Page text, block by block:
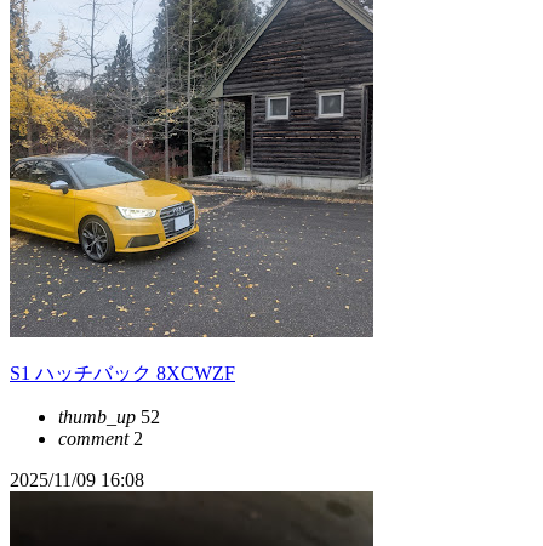
S1 ハッチバック 8XCWZF
thumb_up 52
comment2
2025/11/09 16:08